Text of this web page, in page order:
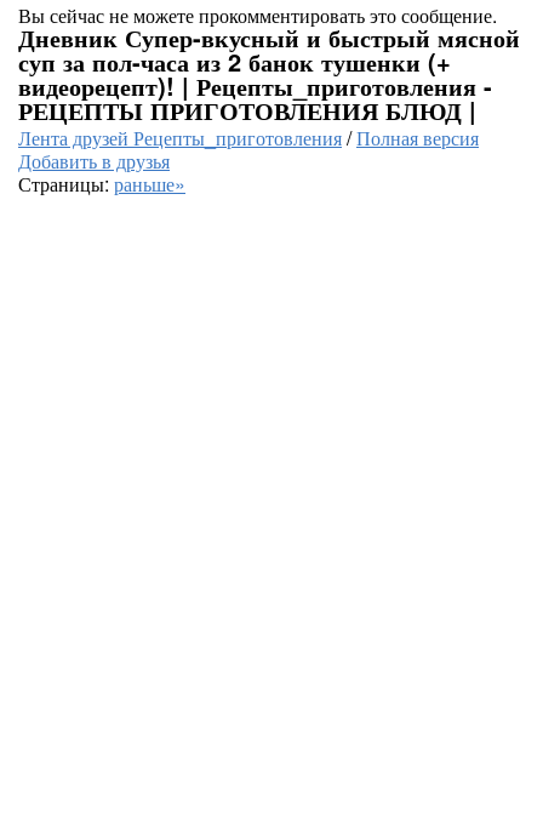
Вы сейчас не можете прокомментировать это сообщение.
Дневник Супер-вкусный и быстрый мясной
суп за пол-часа из 2 банок тушенки (+
видеорецепт)! | Рецепты_приготовления -
РЕЦЕПТЫ ПРИГОТОВЛЕНИЯ БЛЮД |
Лента друзей Рецепты_приготовления/Полная версия
Добавить в друзья
Страницы: раньше»